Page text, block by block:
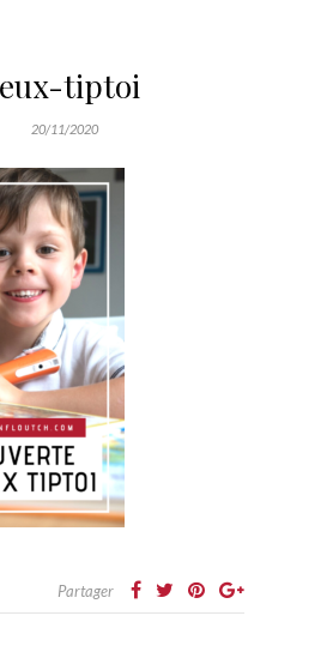
tiptoi
20/11/2020
Partager